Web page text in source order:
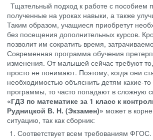
Тщательный подход к работе с пособием
полученные на уроках навыки, а также
Таким образом, учащиеся приобретут
без посещения дополнительных курсов.
позволит им сократить время,
Современная программа обучения
изменения. От малышей сейчас требуют
просто не понимают. Поэтому, когда они
необходимостью объяснить детям какие-
программы, то часто попадают в сложную
«ГДЗ по математике за 1 класс к
Рудницкой В. Н. (Экзамен)» может в
ситуацию, так как сборник:
Соответствует всем требованиям ФГОС.